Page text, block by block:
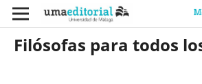
Filósofas para todos